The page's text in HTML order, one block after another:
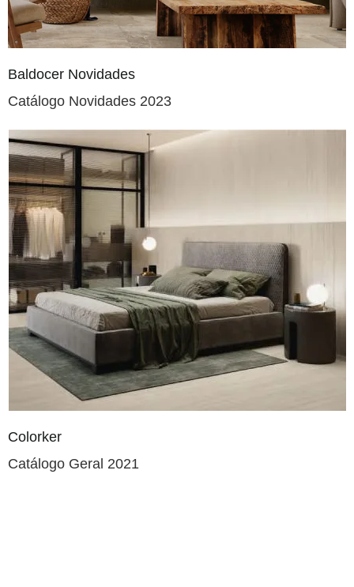
Baldocer Novidades
Catálogo Novidades 2023
Colorker
Catálogo Geral 2021